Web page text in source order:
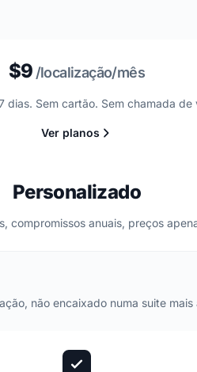
$9 /localização/mês
dias. Sem cartão. Sem chamada de
Ver planos
Personalizado
compromissos anuais, preços
não encaixado numa suite mais